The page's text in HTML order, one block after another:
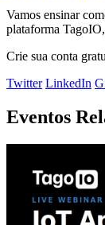
Vamos ensinar
plataforma
Crie sua conta
Twitter LinkedIn
Eventos